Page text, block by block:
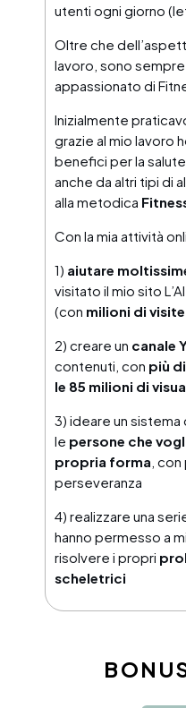
utenti ogni giorno
Oltre che
lavoro, sono
appassionato di
Inizialmente
grazie al mio lavoro
benefici per la
anche da altri tipi di
alla metodica
Con la mia attività
1) aiutare
visitato il mio sito
(con milioni di visite
2) creare un canale
contenuti, con più
le 85 milioni di
3) ideare un
le persone che
propria forma ,
perseveranza
4) realizzare una
hanno permesso a
risolvere i propri
scheletrici